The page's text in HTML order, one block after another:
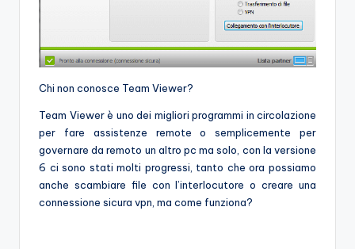
Chi non conosce Team Viewer?
Team Viewer è uno dei migliori programmi in circolazione
per fare assistenze remote o semplicemente per
governare da remoto un altro pc ma solo, con la versione
6 ci sono stati molti progressi, tanto che ora possiamo
anche scambiare file con l’interlocutore o creare una
connessione sicura vpn, ma come funziona?